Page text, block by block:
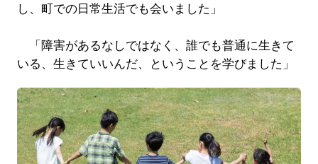
し、町での日常生活でも会いました」
「障害があるなしではなく、誰でも普通に生きて
いる、生きていいんだ、ということを学びました」